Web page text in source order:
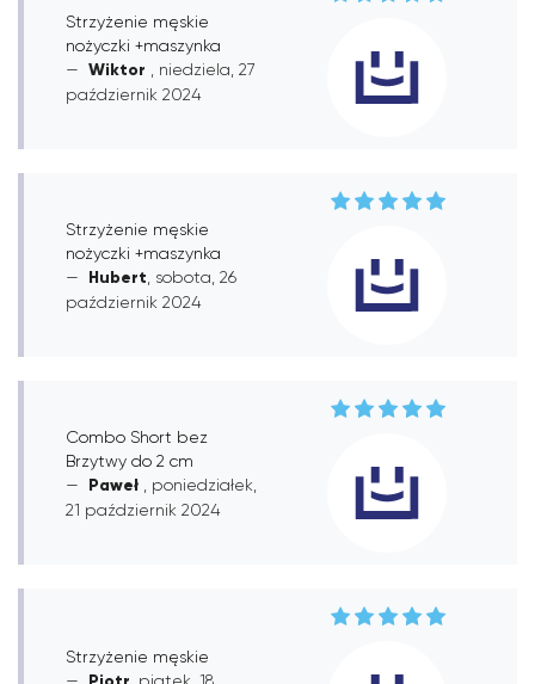
Strzyżenie męskie
nożyczki +maszynka
Wiktor
, niedziela, 27
październik 2024
Strzyżenie męskie
nożyczki +maszynka
Hubert , sobota, 26
październik 2024
Combo Short bez
Brzytwy do 2 cm
Paweł
, poniedziałek,
21 październik 2024
Strzyżenie męskie
, piątek, 18